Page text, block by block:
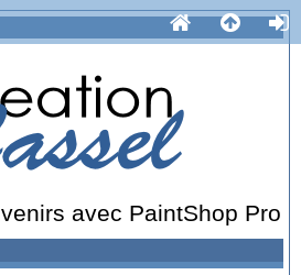
avec PaintShop Pro